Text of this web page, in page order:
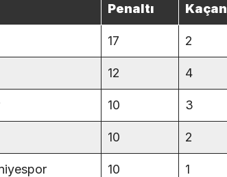
Penaltı Kaçan
17 2
12 4
10 3
10 2
10 1